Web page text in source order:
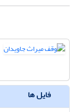
فایل ها